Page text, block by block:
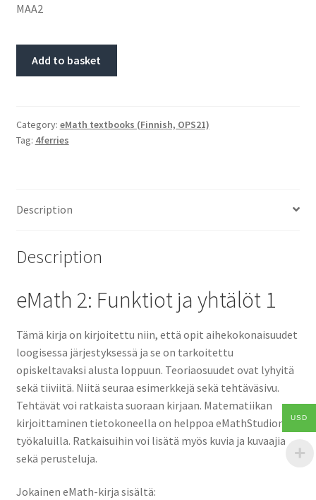
MAA2
Add to basket
Category: eMath textbooks (Finnish, OPS21)
Tag: 4ferries
Description
Description
eMath 2: Funktiot ja yhtälöt 1
Tämä kirja on kirjoitettu niin, että opit aihekokonaisuudet
loogisessa järjestyksessä ja se on tarkoitettu
opiskeltavaksi alusta loppuun. Teoriaosuudet ovat lyhyitä
sekä tiiviitä. Niitä seuraa esimerkkejä sekä tehtäväsivu.
Tehtävät voi ratkaista suoraan kirjaan. Matematiikan
kirjoittaminen tietokoneella on helppoa eMathStudion
työkaluilla. Ratkaisuihin voi lisätä myös kuvia ja kuvaajia
sekä perusteluja.
Jokainen eMath-kirja sisältä:
USD